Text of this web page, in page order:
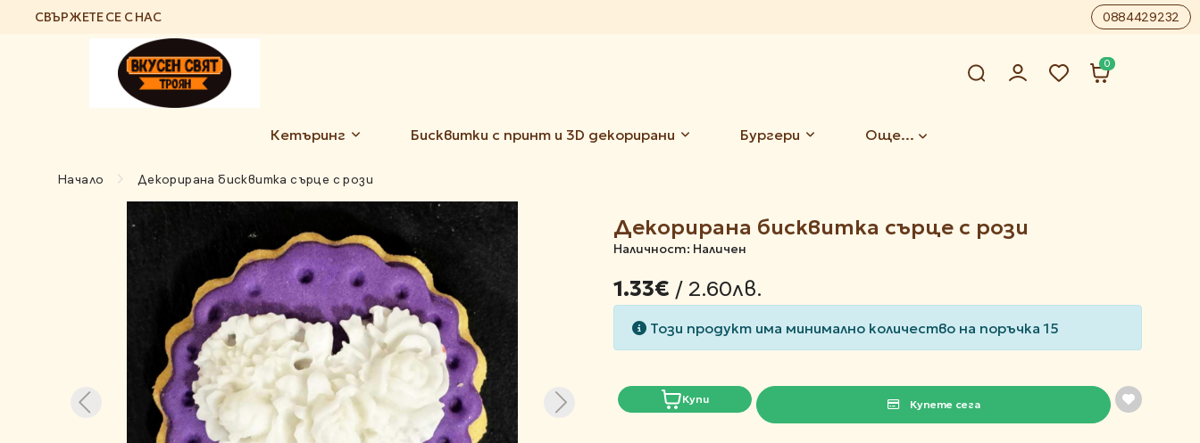
0884429232
СВЪРЖЕТЕ СЕ С НАС
0
Кетъринг Бисквитки с принт и 3D декорирани Бургери Още...
Начало Декорирана бисквитка сърце с рози
Декорирана бисквитка сърце с рози
Наличност: Наличен
1.33€ / 2.60лв.
Този продукт има минимално количество на поръчка 15
Купи Купете сега